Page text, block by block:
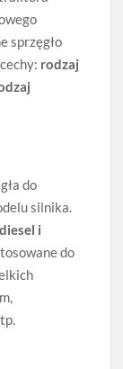
sprzęgło
rodzaj
do
silnika.
diesel i
do